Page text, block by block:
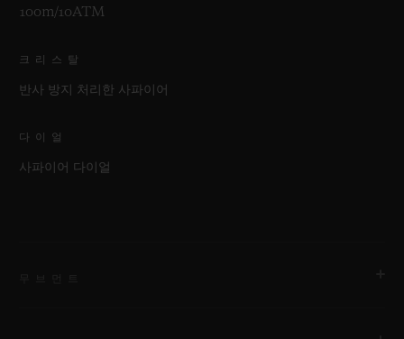
100m/10ATM
크리스탈
반사 방지 처리한 사파이어
다이얼
사파이어 다이얼